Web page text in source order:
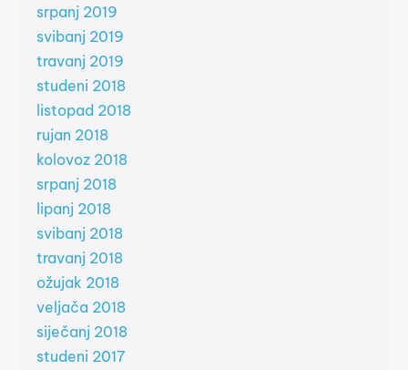
srpanj 2019
svibanj 2019
travanj 2019
studeni 2018
listopad 2018
rujan 2018
kolovoz 2018
srpanj 2018
lipanj 2018
svibanj 2018
travanj 2018
ožujak 2018
veljača 2018
siječanj 2018
studeni 2017